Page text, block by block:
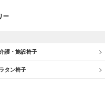
ー
護・施設椅子
ラタン椅子